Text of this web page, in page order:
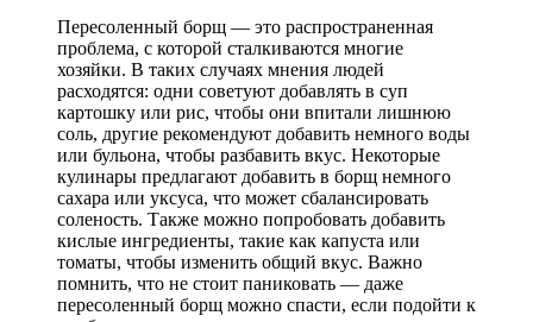
Пересоленный борщ — это распространенная
проблема, с которой сталкиваются многие
хозяйки. В таких случаях мнения людей
расходятся: одни советуют добавлять в суп
картошку или рис, чтобы они впитали лишнюю
соль, другие рекомендуют добавить немного воды
или бульона, чтобы разбавить вкус. Некоторые
кулинары предлагают добавить в борщ немного
сахара или уксуса, что может сбалансировать
соленость. Также можно попробовать добавить
кислые ингредиенты, такие как капуста или
томаты, чтобы изменить общий вкус. Важно
помнить, что не стоит паниковать — даже
пересоленный борщ можно спасти, если подойти к